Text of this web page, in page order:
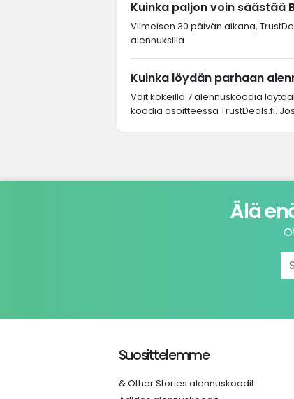
Kuinka paljon voin säästää
Viimeisen 30 päivän aikana,
alennuksilla
Kuinka löydän parhaan
Voit kokeilla 7 alennuskoodia
koodia osoitteessa TrustDeals.fi.
Älä
Suosittelemme
& Other Stories alennuskoodit